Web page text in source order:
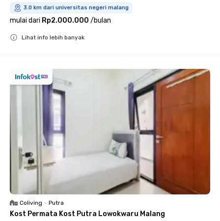
3.0 km dari universitas negeri malang
mulai dari Rp2.000.000 /bulan
Lihat info lebih banyak
Coliving • Putra
Kost Permata Kost Putra Lowokwaru Malang